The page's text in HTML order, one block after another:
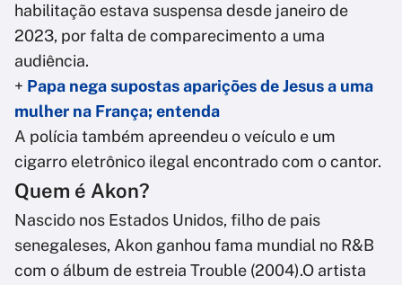
habilitação estava suspensa desde janeiro de
2023, por falta de comparecimento a uma
audiência.
+ Papa nega supostas aparições de Jesus a uma
mulher na França; entenda
A polícia também apreendeu o veículo e um
cigarro eletrônico ilegal encontrado com o cantor.
Quem é Akon?
Nascido nos Estados Unidos, filho de pais
senegaleses, Akon ganhou fama mundial no R&B
com o álbum de estreia Trouble (2004).O artista